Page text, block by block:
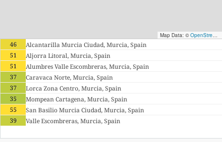
Map Data: © OpenStreetMap contributors
46
Alcantarilla Murcia Ciudad, Murcia, Spain
51
Aljorra Litoral, Murcia, Spain
51
Alumbres Valle Escombreras, Murcia, Spain
37
Caravaca Norte, Murcia, Spain
37
Lorca Zona Centro, Murcia, Spain
35
Mompean Cartagena, Murcia, Spain
55
San Basilio Murcia Ciudad, Murcia, Spain
39
Valle Escombreras, Murcia, Spain